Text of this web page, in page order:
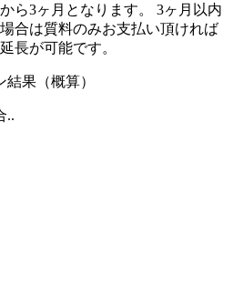
ら3ヶ月となります。 3ヶ月以内
合は質料のみお支払い頂ければ
長が可能です。
果（概算）
..